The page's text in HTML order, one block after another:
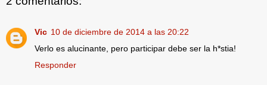
Vic 10 de diciembre de 2014 a las 20:22
Verlo es alucinante, pero participar debe ser la h*stia!
Responder